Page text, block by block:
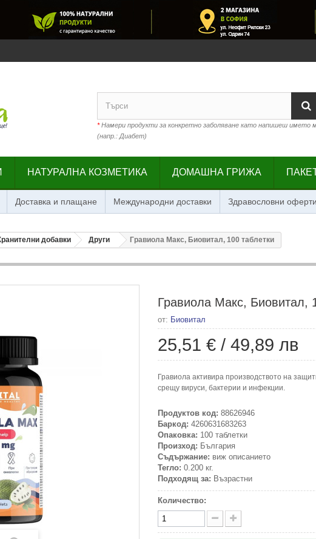
*Намери продукти за конкретно заболяване като напишеш името
(напр.: Диабет)
НАТУРАЛНА КОЗМЕТИКА ДОМАШНА ГРИЖА
Доставка и плащане Международни доставки Здравословни оферти
добавки Други Гравиола Макс, Биовитал, 100 таблетки
Гравиола Макс, Биовитал,
от: Биовитал
25,51 € / 49,89 лв
Гравиола активира производството на
срещу вируси, бактерии и инфекции.
Продуктов код: 88626946
Баркод: 4260631683263
Опаковка: 100 таблетки
Произход: България
Съдържание: виж описанието
Тегло: 0.200 кг.
Подходящ за: Възрастни
Количество: